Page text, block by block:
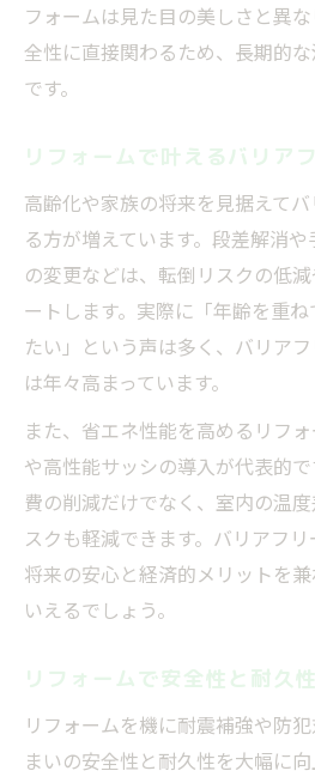
フォームは見た目の美しさと異
全性に直接関わるため、長期的
です。
リフォームで叶えるバリア
高齢化や家族の将来を見据えて
る方が増えています。段差解消
の変更などは、転倒リスクの低
ートします。実際に「年齢を重
たい」という声は多く、バリア
は年々高まっています。
また、省エネ性能を高めるリフ
や高性能サッシの導入が代表的
費の削減だけでなく、室内の温
スクも軽減できます。バリアフリ
将来の安心と経済的メリットを
いえるでしょう。
リフォームで安全性と耐久
リフォームを機に耐震補強や防
まいの安全性と耐久性を大幅に